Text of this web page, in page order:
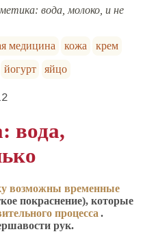
вода, молоко, и не
медицина кожа
крем
йогурт яйцо
вода,
возможны временные
покраснение), которые
процесса .
рук.